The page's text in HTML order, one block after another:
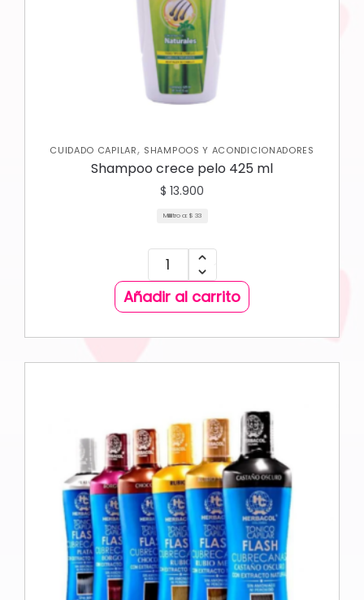
CUIDADO CAPILAR, SHAMPOOS Y ACONDICIONADORES
Shampoo crece pelo 425 ml
$ 13.900
Mililitro a: $ 33
Añadir al carrito